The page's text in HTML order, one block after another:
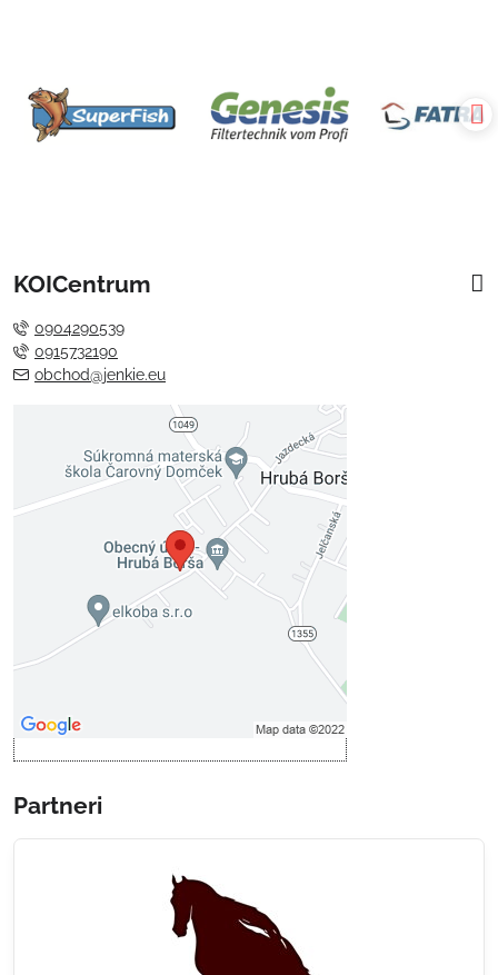
KOICentrum
0904290539
0915732190
obchod@jenkie.eu
Externý obsah je blokovaný
Voľbami súkromia
Prajete si načítať externý obsah?
Povoliť tentokrát
Povoliť a zapamätať - súhlas s
Partneri